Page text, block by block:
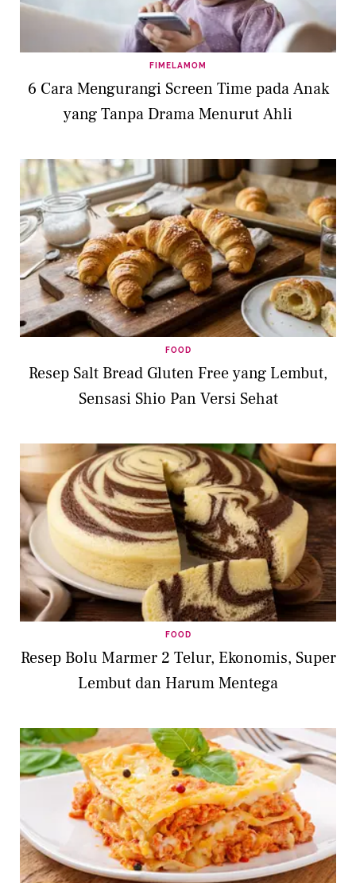
FIMELAMOM
6 Cara Mengurangi Screen Time pada Anak
yang Tanpa Drama Menurut Ahli
FOOD
Resep Salt Bread Gluten Free yang Lembut,
Sensasi Shio Pan Versi Sehat
FOOD
Resep Bolu Marmer 2 Telur, Ekonomis, Super
Lembut dan Harum Mentega